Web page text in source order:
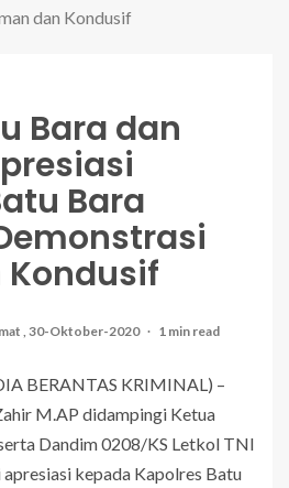
dan Kondusif
Bara dan
Bara
, 30-Oktober-2020 1 min read
BERANTAS KRIMINAL) –
M.AP didampingi Ketua
Dandim 0208/KS Letkol TNI
kepada Kapolres Batu